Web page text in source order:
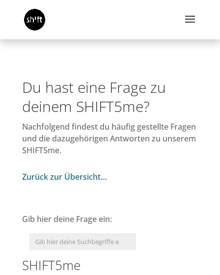
Du hast eine Frage zu
deinem SHIFT5me?
Nachfolgend findest du häufig gestellte Fragen
und die dazugehörigen Antworten zu unserem
SHIFT5me.
Zurück zur Übersicht…
Gib hier deine Frage ein:
SHIFT5me